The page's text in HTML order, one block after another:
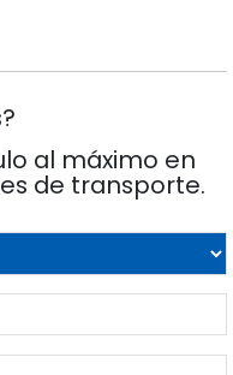
al máximo en
de transporte.